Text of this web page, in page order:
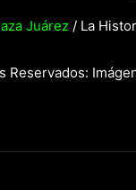
Juárez / La
Reservados: